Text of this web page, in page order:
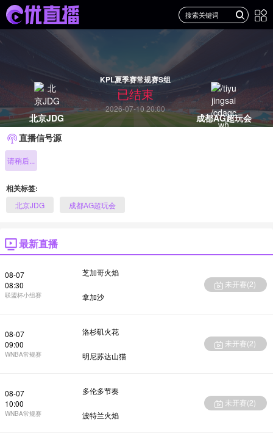
北京JDG
KPL夏季赛常规赛S组
已结束
2026-07-10 20:00
成都AG超玩会
直播信号源
请稍后...
相关标签:
北京JDG 成都AG超玩会
最新直播
08-07
08:30
联盟杯小组赛
芝加哥火焰
拿加沙
未开赛(2)
08-07
09:00
WNBA常规赛
洛杉矶火花
明尼苏达山猫
未开赛(2)
08-07
10:00
WNBA常规赛
多伦多节奏
波特兰火焰
未开赛(2)